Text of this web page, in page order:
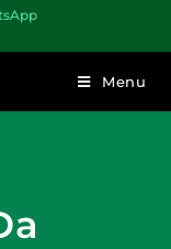
Menu